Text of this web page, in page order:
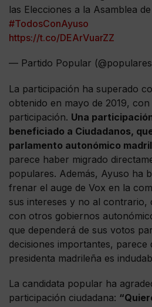
las Elecciones a la Asamblea
#TodosConAyuso
https://t.co/DEArVuarZZ
— Partido Popular
La participación ha superado
obtenido en mayo de 2019,
participación. Una
beneficiado a Ciudadanos,
parlamento autonómico
parece haber migrado
populares. Además, Ayuso ha
frenar el auge de Vox en la
sus intereses y no al contrario,
con otros gobiernos
que dependerá de sus votos
decisiones importantes, parece
presidenta madrileña es
La candidata popular ha
participación ciudadana: